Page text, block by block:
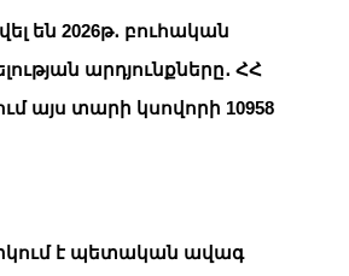
են 2026թ․ բուհական
արդյունքները․ ՀՀ
այս տարի կսովորի 10958
է պետական ավագ